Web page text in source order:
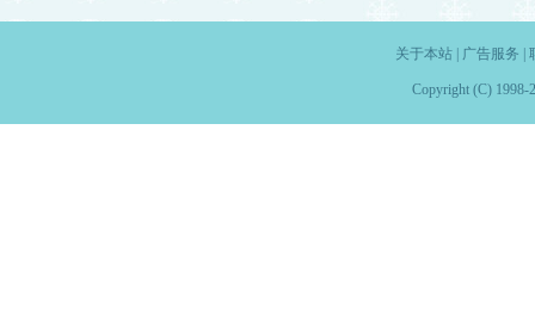
关于本站| 广告服务
Copyright (C) 1998-